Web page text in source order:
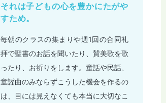
それは子どもの心を豊かにたがや
すため。
毎朝のクラスの集まりや週1回の合同礼
拝で聖書のお話を聞いたり、賛美歌を歌
ったり、お祈りをします。童話や民話、
童謡曲のみならずこうした機会を作るの
は、目には見えなくても本当に大切なこ